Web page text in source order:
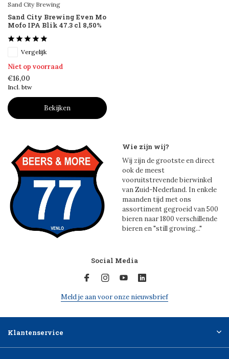
Sand City Brewing
Sand City Brewing Even Mo
Mofo IPA Blik 47.3 cl 8,50%
Vergelijk
Niet op voorraad
€16,00
Incl. btw
Bekijken
Wie zijn wij?
Wij zijn de grootste en direct
ook de meest
vooruitstrevende bierwinkel
van Zuid-Nederland. In enkele
maanden tijd met ons
assortiment gegroeid van 500
bieren naar 1800 verschillende
bieren en "still growing..."
Social Media
Meld je aan voor onze nieuwsbrief
Klantenservice